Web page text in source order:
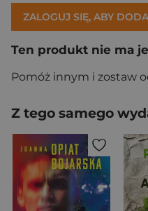
ZALOGUJ SIĘ, ABY
Ten produkt nie ma
Pomóż innym i zostaw
Z tego samego